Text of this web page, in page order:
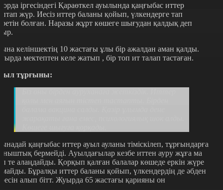
іргесіндегі Қараөткел ауылында қаңғыбас иттер
жүр. Иесіз иттер баланы қойып, үлкендерге тап
болған. Наразы жұрт көшеге шығудан қалдық деп
келіншектің 10 жастағы ұлы бір ажалдан аман қалды.
мектептен келе жатып , бір топ ит талап тастаған.
тұрғыны:
қаңғыбас иттер ауыл ауланы тіміскілеп, тұрғындарға
бермейді. Ауылдағылар кезбе иттен ауру жұға ма
те алаңдайды. Қорқып қалған балалар көшеде еркін жүре
Бұралқы иттер баланы қойып, үлкендердің де әбден
алып бітт. Жуырда 65 жастағы қарияны он